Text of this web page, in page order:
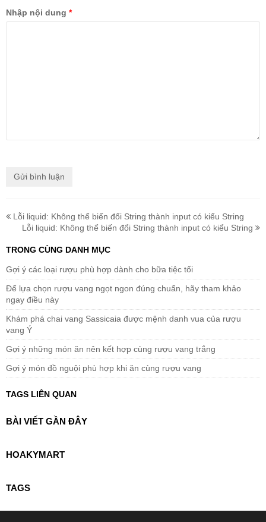
Nhập nội dung *
Lỗi liquid: Không thể biến đổi String thành input có kiểu String
Lỗi liquid: Không thể biến đổi String thành input có kiểu String
TRONG CÙNG DANH MỤC
Gợi ý các loại rượu phù hợp dành cho bữa tiệc tối
Để lựa chọn rượu vang ngọt ngon đúng chuẩn, hãy tham khảo
ngay điều này
Khám phá chai vang Sassicaia được mệnh danh vua của rượu
vang Ý
Gợi ý những món ăn nên kết hợp cùng rượu vang trắng
Gợi ý món đồ nguội phù hợp khi ăn cùng rượu vang
TAGS LIÊN QUAN
BÀI VIẾT GẦN ĐÂY
HOAKYMART
TAGS